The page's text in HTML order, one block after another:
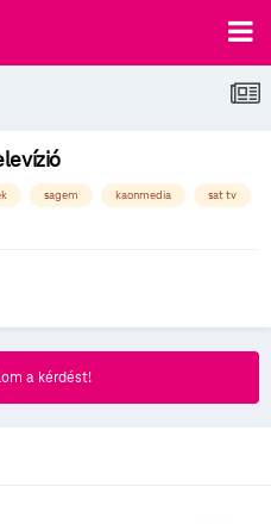
sagem kaonmedia
sat tv
a kérdést!